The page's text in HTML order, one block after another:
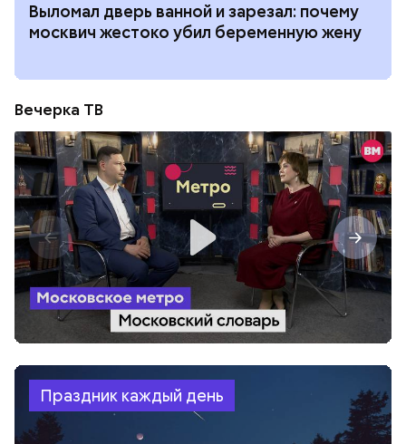
Выломал дверь ванной и зарезал: почему
москвич жестоко убил беременную жену
Вечерка ТВ
Праздник каждый день